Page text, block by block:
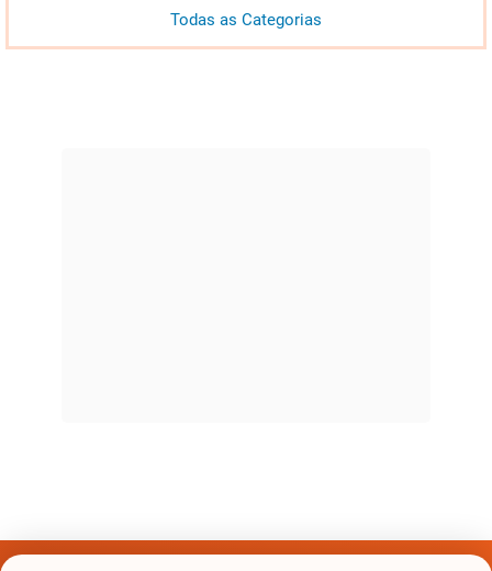
Todas as Categorias